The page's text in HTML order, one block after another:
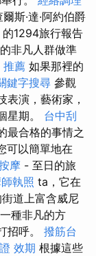
斯·達·阿約伯爵
1294旅行報告
非凡人群做準
推薦 如果那裡的
鍵字搜尋 參觀
表演，藝術家，
星期。 台中刮
最合格的事情之
可以簡單地在
摩 - 至日的旅
執照 ta，它在
道上富含威尼
種非凡的方
招呼。 撥筋台
效期 根據這些